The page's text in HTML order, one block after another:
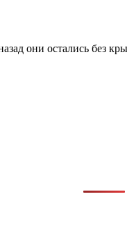
они остались без